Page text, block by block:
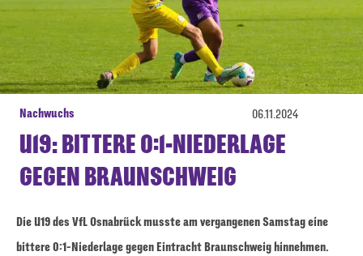
Nachwuchs 06.11.2024
U19: BITTERE 0:1-NIEDERLAGE
GEGEN BRAUNSCHWEIG
Die U19 des VfL Osnabrück musste am vergangenen Samstag eine
bittere 0:1-Niederlage gegen Eintracht Braunschweig hinnehmen.